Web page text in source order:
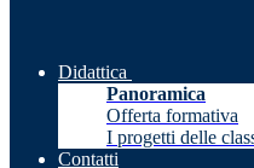
Didattica
Panoramica
Offerta formativa
I progetti delle
Contatti